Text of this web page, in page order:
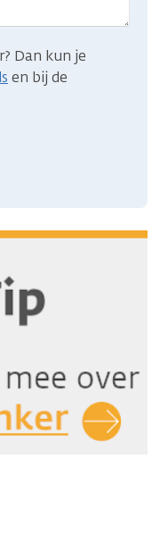
Dan kun je
en bij de